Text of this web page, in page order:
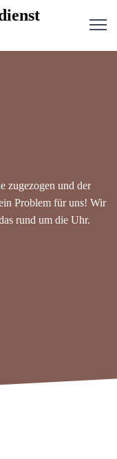
zugezogen und der
Problem für uns! Wir
rund um die Uhr.